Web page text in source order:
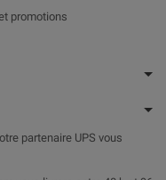
promotions
partenaire UPS vous